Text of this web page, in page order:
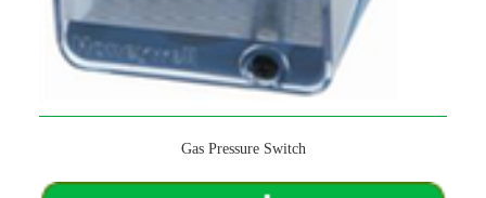
Gas Pressure Switch